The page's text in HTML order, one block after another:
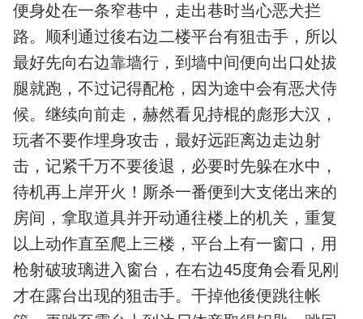
便身处在一条窄巷中，走出巷时当心恶犬拦
路。顺利通过後右边二楼平台有狙击手，所以
最好先向右边靠墙行，到墙中间便向出口处拔
腿就跑，不过记得配枪，因为途中会有恶犬侍
候。继续向前走，赫然看见持棍的彪形大汉，
玩者不要作埋身攻击，最好远距离边走边射
击，记紧千万不要後退，必要时先躲在水中，
待机再上岸开火！厮杀一番便到大支佬出来的
房间，拿取道具并开动通往楼上的机关，重复
以上动作直至爬上三楼，平台上有一窗口，用
枪射破玻璃进入窗台，在右边45度角会看见刚
才在露台出现的狙击手。干掉他後便跳往帐